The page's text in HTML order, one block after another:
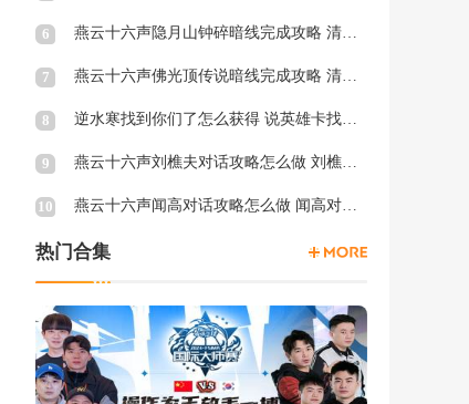
6 燕云十六声隐月山钟碎暗线完成攻略 清河隐月山钟碎暗涌怎么触发
7 燕云十六声佛光顶传说暗线完成攻略 清河佛光顶传说暗涌怎么触发
8 逆水寒找到你们了怎么获得 说英雄卡找到你们了获得方法
9 燕云十六声刘樵夫对话攻略怎么做 刘樵夫对话结交攻略一览
10 燕云十六声闻高对话攻略怎么做 闻高对话结交攻略一览
热门合集